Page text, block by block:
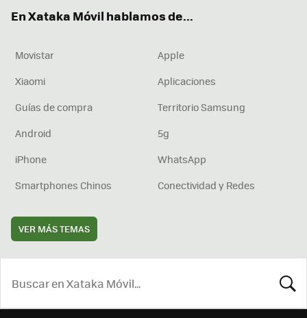
En Xataka Móvil hablamos de...
Movistar
Apple
Xiaomi
Aplicaciones
Guías de compra
Territorio Samsung
Android
5g
iPhone
WhatsApp
Smartphones Chinos
Conectividad y Redes
VER MÁS TEMAS